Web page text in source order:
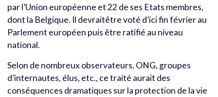
par l’Union européenne et 22 de ses Etats membres,
dont la Belgique. Il devraitêtre voté d’ici fin février au
Parlement européen puis être ratifié au niveau
national.
Selon de nombreux observateurs, ONG, groupes
d’internautes, élus, etc., ce traité aurait des
conséquences dramatiques sur la protection de la vie